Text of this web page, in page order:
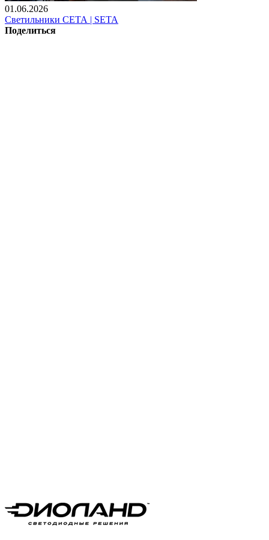
01.06.2026
Светильники СЕТА | SETA
Поделиться